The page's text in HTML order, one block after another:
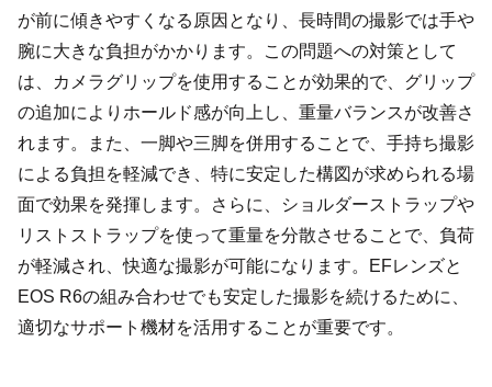
が前に傾きやすくなる原因となり、長時間の撮影では手や
腕に大きな負担がかかります。この問題への対策として
は、カメラグリップを使用することが効果的で、グリップ
の追加によりホールド感が向上し、重量バランスが改善さ
れます。また、一脚や三脚を併用することで、手持ち撮影
による負担を軽減でき、特に安定した構図が求められる場
面で効果を発揮します。さらに、ショルダーストラップや
リストストラップを使って重量を分散させることで、負荷
が軽減され、快適な撮影が可能になります。EFレンズと
EOS R6の組み合わせでも安定した撮影を続けるために、
適切なサポート機材を活用することが重要です。